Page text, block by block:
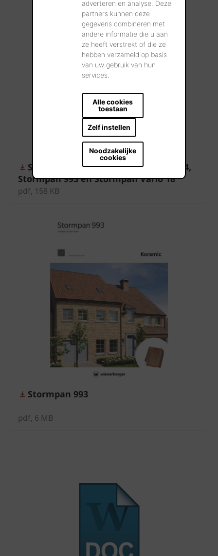
adverteren en analyse. Deze
partners kunnen deze
gegevens combineren met
andere informatie die u aan
ze heeft verstrekt of die ze
hebben verzameld op basis
van uw gebruik van hun
services.
Alle cookies
toestaan
Zelf instellen
Noodzakelijke
cookies
Sarking gevelplaat voor Stormpan 44,
Stormpan 993 en Stormpan Vario 18
pdf, 158 KB
Stormpan 993
pdf, 6 MB